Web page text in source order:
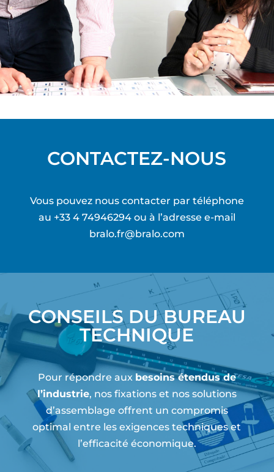
CONTACTEZ-NOUS
Vous pouvez nous contacter par téléphone
au +33 4 74946294 ou à l’adresse e-mail
bralo.fr@bralo.com
CONSEILS DU BUREAU
TECHNIQUE
Pour répondre aux besoins étendus de
l’industrie, nos fixations et nos solutions
d’assemblage offrent un compromis
optimal entre les exigences techniques et
l’efficacité économique.